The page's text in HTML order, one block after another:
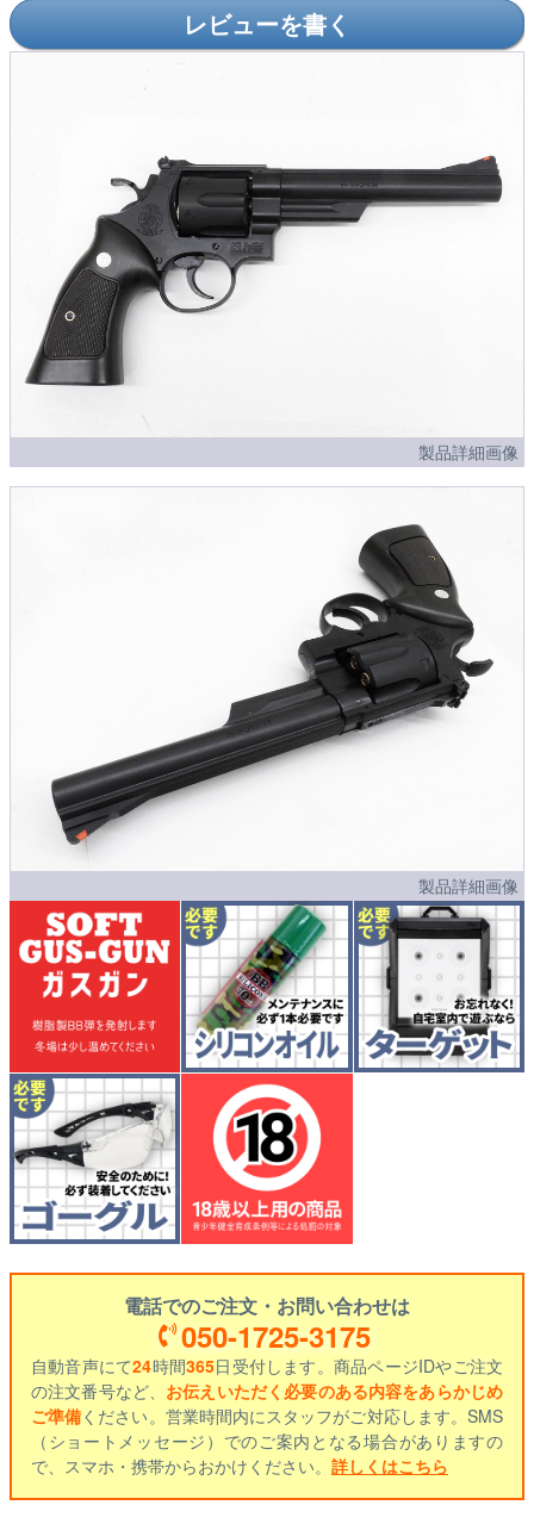
レビューを書く
製品詳細画像
製品詳細画像
電話でのご注文・お問い合わせは
050-1725-3175
自動音声にて24時間365日受付します。商品ページIDやご注文
の注文番号など、 お伝えいただく必要のある内容をあらかじめ
ご準備ください。営業時間内にスタッフがご対応します。SMS
（ショートメッセージ）でのご案内となる場合がありますの
で、スマホ・携帯からおかけください。 詳しくはこちら